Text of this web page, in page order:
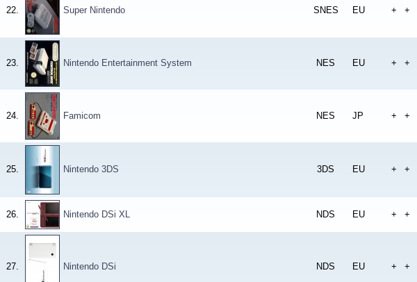
22. Super Nintendo SNES EU + +
23. Nintendo Entertainment System NES EU + +
24. Famicom NES JP + +
25. Nintendo 3DS 3DS EU + +
26. Nintendo DSi XL NDS EU + +
27. Nintendo DSi NDS EU + +